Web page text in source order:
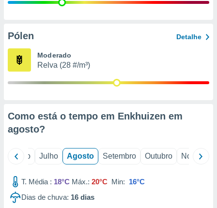
e
de
Pólen Detalhe
Moderado
Relva (28 #/m³)
Como está o tempo em Enkhuizen em
agosto?
Junho Julho Agosto Setembro Outubro Novembro
T. Média : 18°C Máx.: 20°C Min: 16°C
Dias de chuva: 16 dias